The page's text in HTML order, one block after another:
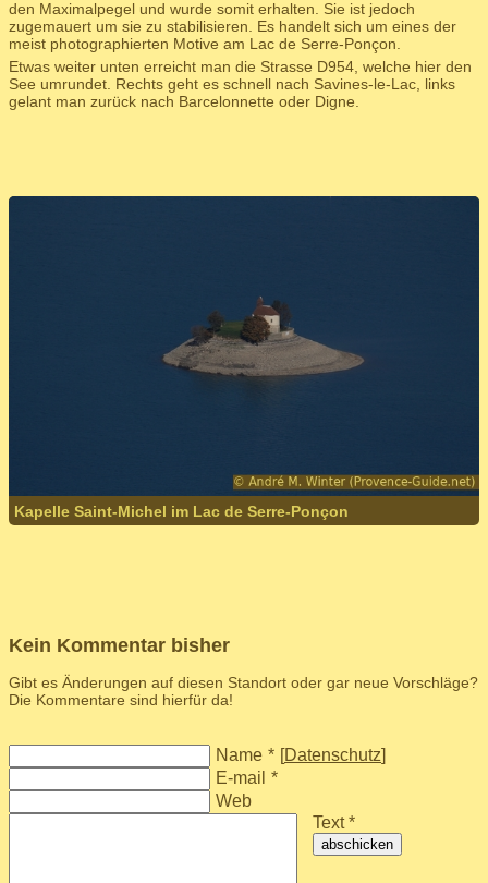
den Maximalpegel und wurde somit erhalten. Sie ist jedoch
zugemauert um sie zu stabilisieren. Es handelt sich um eines der
meist photographierten Motive am Lac de Serre-Ponçon.
Etwas weiter unten erreicht man die Strasse D954, welche hier den
See umrundet. Rechts geht es schnell nach Savines-le-Lac, links
gelant man zurück nach Barcelonnette oder Digne.
Kapelle Saint-Michel im Lac de Serre-Ponçon
Kein Kommentar bisher
Gibt es Änderungen auf diesen Standort oder gar neue Vorschläge?
Die Kommentare sind hierfür da!
Name * [Datenschutz]
E-mail *
Web
Text *
abschicken